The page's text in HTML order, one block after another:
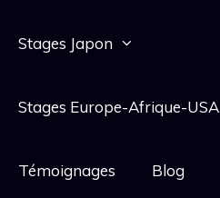
Stages Japon
Stages Europe-Afrique-USA
Témoignages Blog